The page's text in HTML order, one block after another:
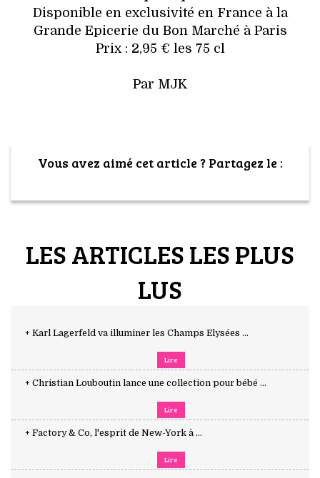
Disponible en exclusivité en France à la
Grande Epicerie du Bon Marché à Paris
Prix : 2,95 € les 75 cl
Par MJK
Vous avez aimé cet article ? Partagez le :
LES ARTICLES LES PLUS
LUS
+ Karl Lagerfeld va illuminer les Champs Elysées ...
Lire
+ Christian Louboutin lance une collection pour bébé ...
Lire
+ Factory & Co, l'esprit de New-York à ...
Lire